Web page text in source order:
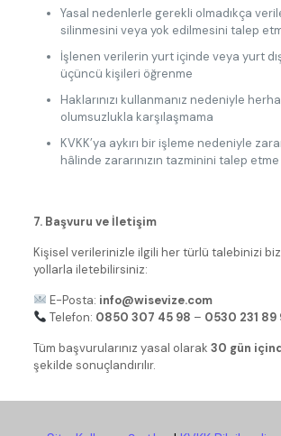
Yasal nedenlerle gerekli olmadıkça
silinmesini veya yok edilmesini talep
İşlenen verilerin yurt içinde veya yurt
üçüncü kişileri öğrenme
Haklarınızı kullanmanız nedeniyle
olumsuzlukla karşılaşmama
KVKK’ya aykırı bir işleme nedeniyle
hâlinde zararınızın tazminini talep etme
7. Başvuru ve İletişim
Kişisel verilerinizle ilgili her türlü talebinizi
yollarla iletebilirsiniz:
E-Posta: info@wisevize.com
Telefon: 0850 307 45 98 – 0530 231 89
Tüm başvurularınız yasal olarak 30 gün
şekilde sonuçlandırılır.